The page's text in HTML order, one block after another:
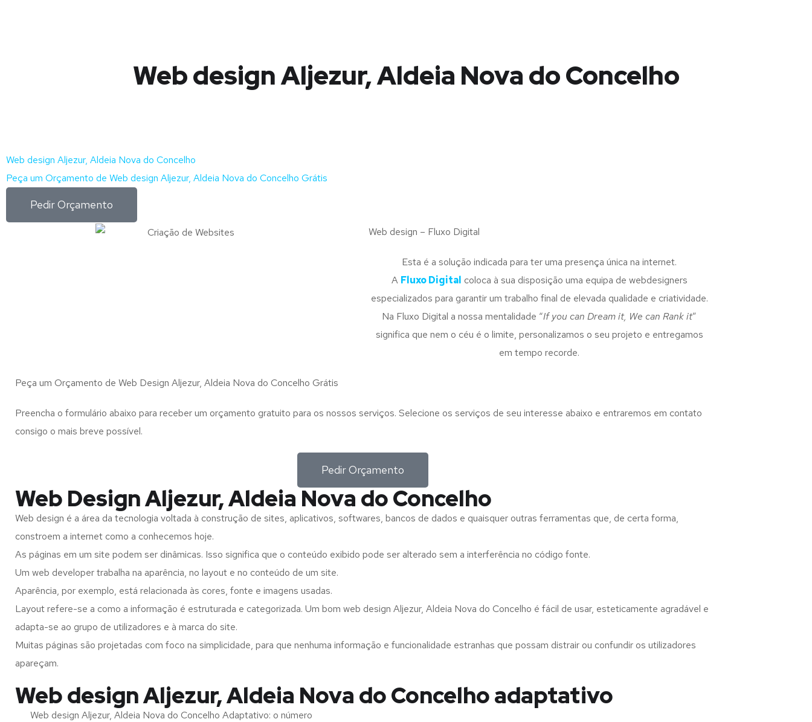
Web design Aljezur, Aldeia Nova do Concelho
Web design Aljezur, Aldeia Nova do Concelho
Peça um Orçamento de Web design Aljezur, Aldeia Nova do Concelho Grátis
Pedir Orçamento
Web design – Fluxo Digital
Esta é a solução indicada para ter uma presença única na internet.
A Fluxo Digital coloca à sua disposição uma equipa de webdesigners
especializados para garantir um trabalho final de elevada qualidade e criatividade.
Na Fluxo Digital a nossa mentalidade “If you can Dream it, We can Rank it”
significa que nem o céu é o limite, personalizamos o seu projeto e entregamos
em tempo recorde.
Peça um Orçamento de Web Design Aljezur, Aldeia Nova do Concelho Grátis
Preencha o formulário abaixo para receber um orçamento gratuito para os nossos serviços. Selecione os serviços de seu interesse abaixo e entraremos em contato
consigo o mais breve possível.
Pedir Orçamento
Web Design Aljezur, Aldeia Nova do Concelho
Web design é a área da tecnologia voltada à construção de sites, aplicativos, softwares, bancos de dados e quaisquer outras ferramentas que, de certa forma,
constroem a internet como a conhecemos hoje.
As páginas em um site podem ser dinâmicas. Isso significa que o conteúdo exibido pode ser alterado sem a interferência no código fonte.
Um web developer trabalha na aparência, no layout e no conteúdo de um site.
Aparência, por exemplo, está relacionada às cores, fonte e imagens usadas.
Layout refere-se a como a informação é estruturada e categorizada. Um bom web design Aljezur, Aldeia Nova do Concelho é fácil de usar, esteticamente agradável e
adapta-se ao grupo de utilizadores e à marca do site.
Muitas páginas são projetadas com foco na simplicidade, para que nenhuma informação e funcionalidade estranhas que possam distrair ou confundir os utilizadores
apareçam.
Web design Aljezur, Aldeia Nova do Concelho adaptativo
Web design Aljezur, Aldeia Nova do Concelho Adaptativo: o número